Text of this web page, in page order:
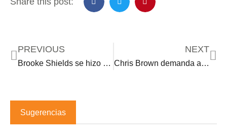
PREVIOUS
Brooke Shields se hizo rejuvenecimiento vaginal
NEXT
Chris Brown demanda a Warner Bros por 500 mdd
Sugerencias